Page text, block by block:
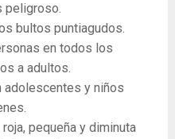
peligroso.
bultos puntiagudos.
en todos los
a adultos.
adolescentes y niños
pequeña y diminuta